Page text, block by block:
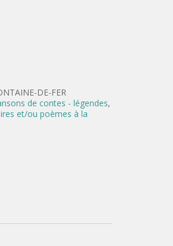
DE-FER
de contes - légendes,
et/ou poèmes à la